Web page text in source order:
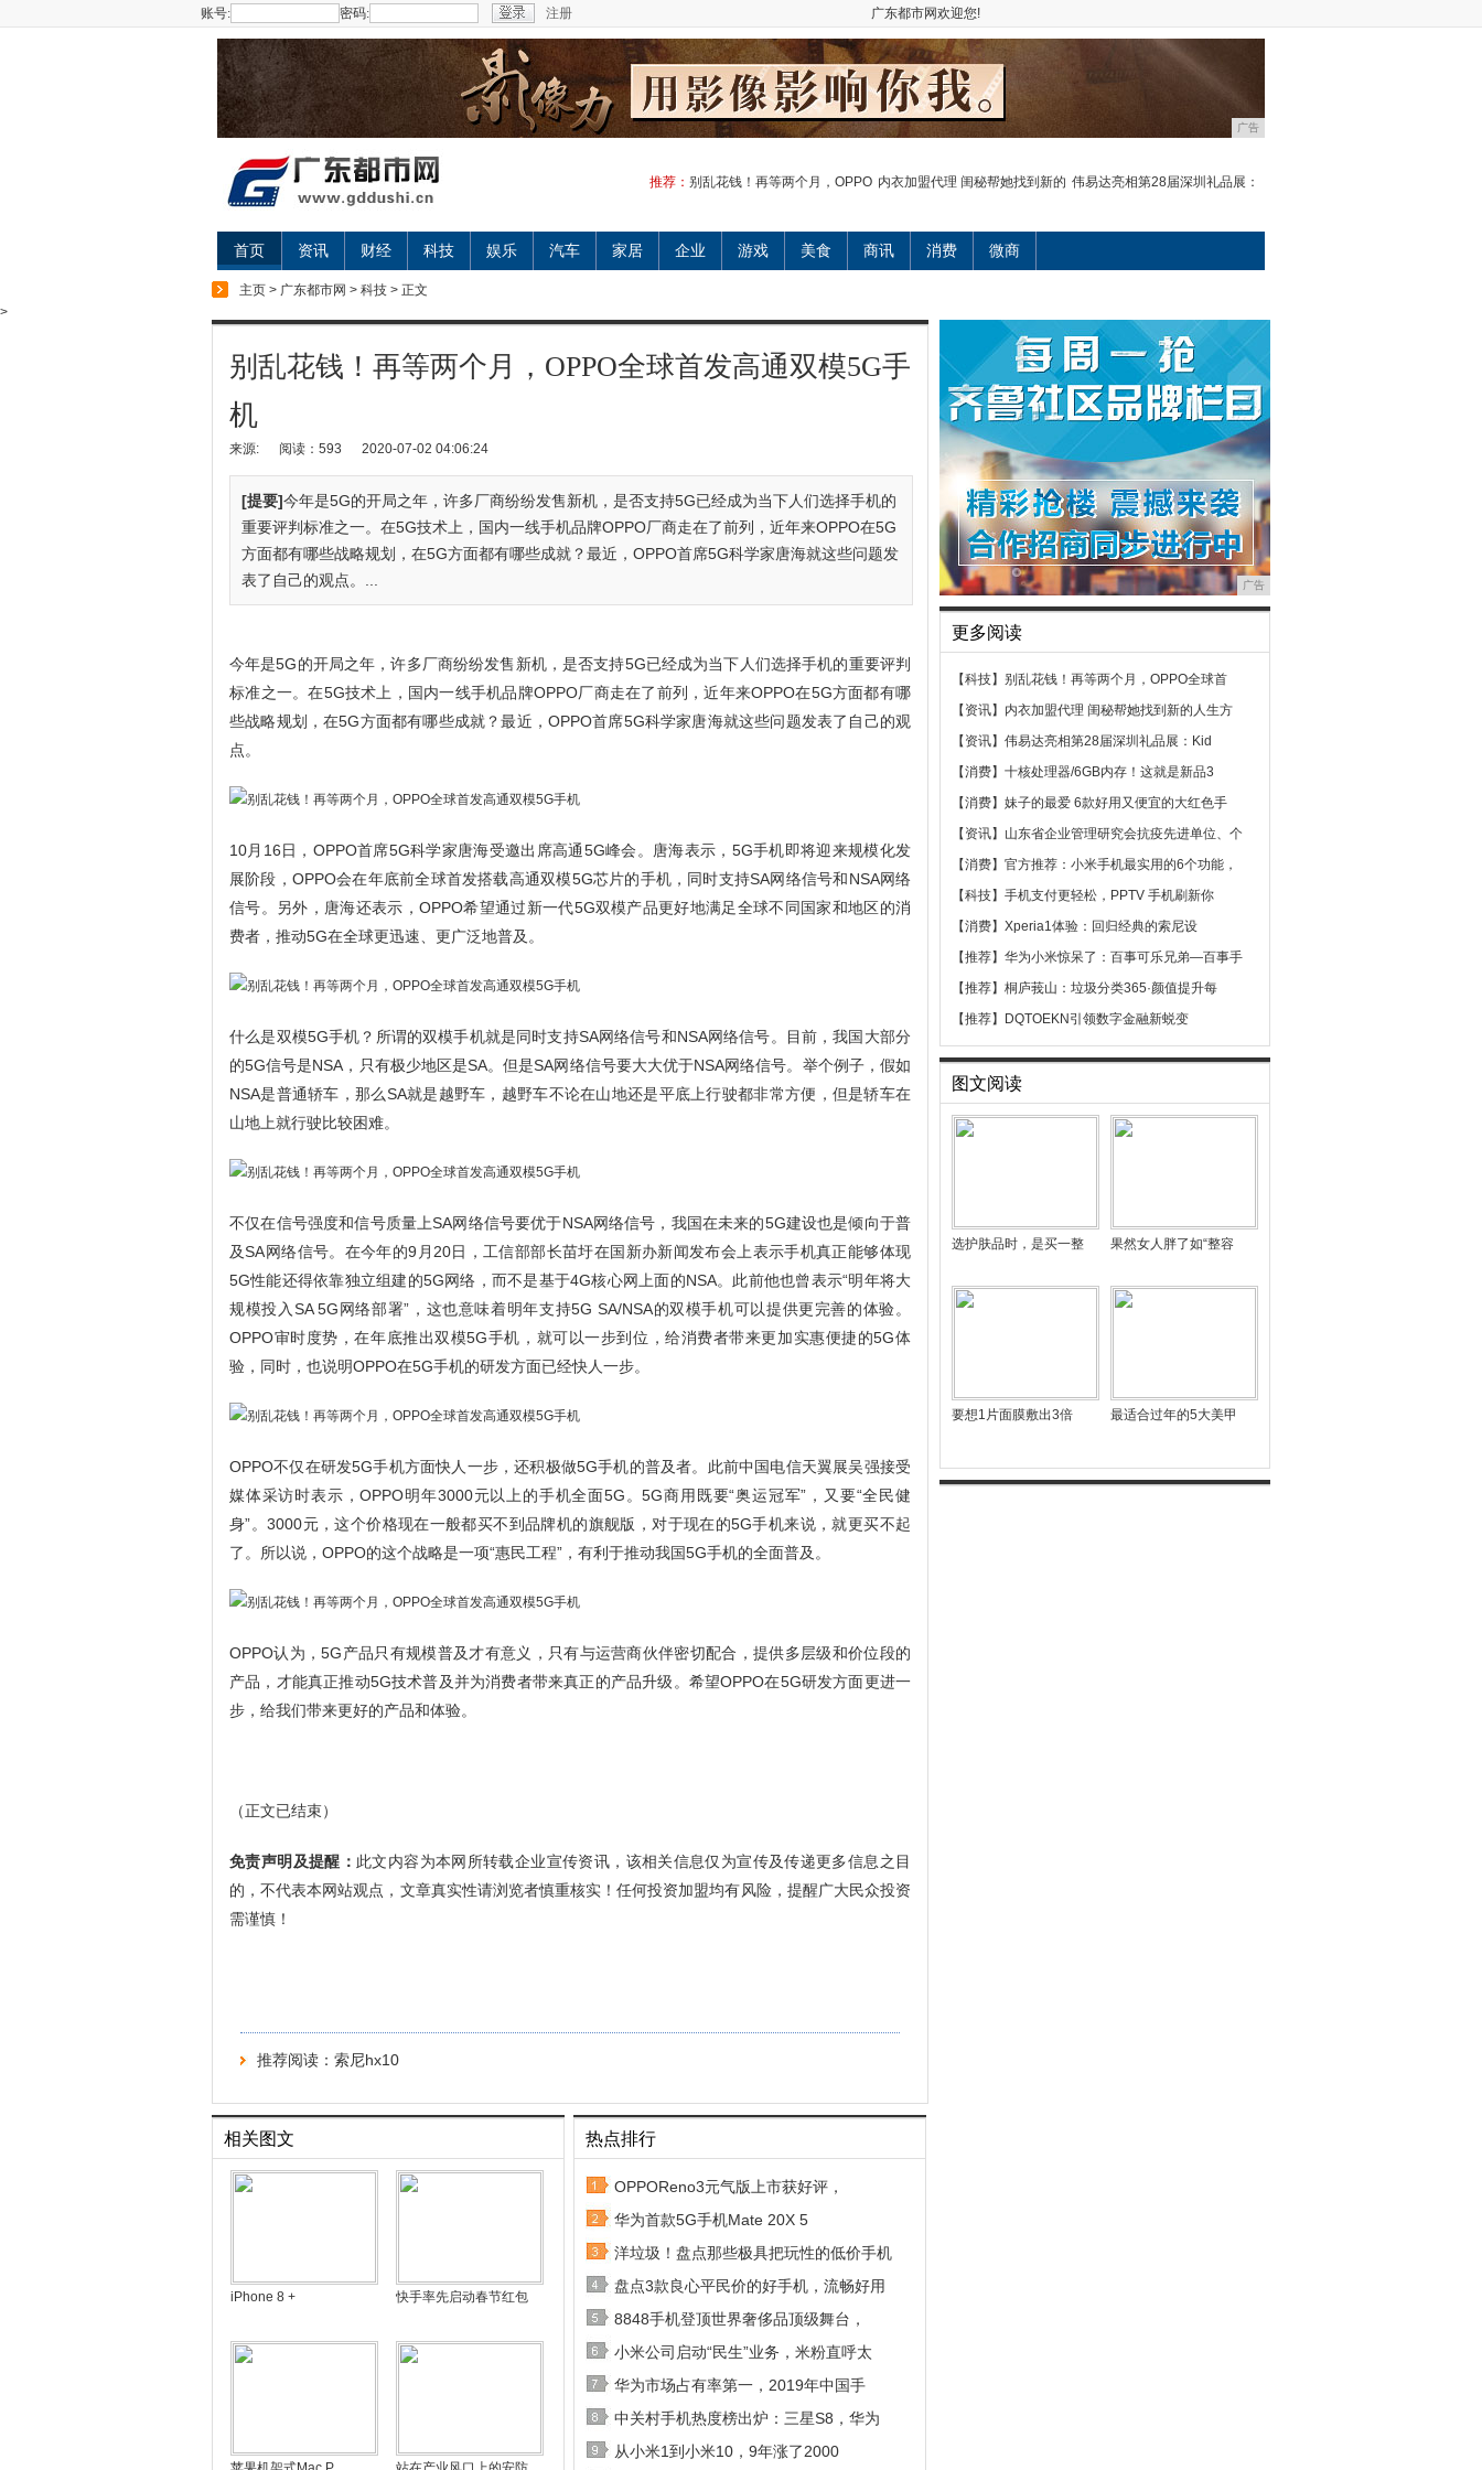
账号: 密码: 注册 广东都市网欢迎您!
广告
推荐： 别乱花钱！再等两个月，OPPO 内衣加盟代理 闺秘帮她找到新的 伟易达亮相第28届深圳礼品展：
首页 资讯 财经 科技 娱乐 汽车 家居 企业 游戏 美食 商讯 消费 微商
主页 > 广东都市网 > 科技 > 正文
>
别乱花钱！再等两个月，OPPO全球首发高通双模5G手
机
来源: 阅读：593 2020-07-02 04:06:24
[提要]今年是5G的开局之年，许多厂商纷纷发售新机，是否支持5G已经成为当下人们选择手机的
重要评判标准之一。在5G技术上，国内一线手机品牌OPPO厂商走在了前列，近年来OPPO在5G
方面都有哪些战略规划，在5G方面都有哪些成就？最近，OPPO首席5G科学家唐海就这些问题发
表了自己的观点。...
今年是5G的开局之年，许多厂商纷纷发售新机，是否支持5G已经成为当下人们选择手机的重要评判
标准之一。在5G技术上，国内一线手机品牌OPPO厂商走在了前列，近年来OPPO在5G方面都有哪
些战略规划，在5G方面都有哪些成就？最近，OPPO首席5G科学家唐海就这些问题发表了自己的观
点。
10月16日，OPPO首席5G科学家唐海受邀出席高通5G峰会。唐海表示，5G手机即将迎来规模化发
展阶段，OPPO会在年底前全球首发搭载高通双模5G芯片的手机，同时支持SA网络信号和NSA网络
信号。另外，唐海还表示，OPPO希望通过新一代5G双模产品更好地满足全球不同国家和地区的消
费者，推动5G在全球更迅速、更广泛地普及。
什么是双模5G手机？所谓的双模手机就是同时支持SA网络信号和NSA网络信号。目前，我国大部分
的5G信号是NSA，只有极少地区是SA。但是SA网络信号要大大优于NSA网络信号。举个例子，假如
NSA是普通轿车，那么SA就是越野车，越野车不论在山地还是平底上行驶都非常方便，但是轿车在
山地上就行驶比较困难。
不仅在信号强度和信号质量上SA网络信号要优于NSA网络信号，我国在未来的5G建设也是倾向于普
及SA网络信号。在今年的9月20日，工信部部长苗圩在国新办新闻发布会上表示手机真正能够体现
5G性能还得依靠独立组建的5G网络，而不是基于4G核心网上面的NSA。此前他也曾表示“明年将大
规模投入SA 5G网络部署”，这也意味着明年支持5G SA/NSA的双模手机可以提供更完善的体验。
OPPO审时度势，在年底推出双模5G手机，就可以一步到位，给消费者带来更加实惠便捷的5G体
验，同时，也说明OPPO在5G手机的研发方面已经快人一步。
OPPO不仅在研发5G手机方面快人一步，还积极做5G手机的普及者。此前中国电信天翼展吴强接受
媒体采访时表示，OPPO明年3000元以上的手机全面5G。5G商用既要“奥运冠军”，又要“全民健
身”。3000元，这个价格现在一般都买不到品牌机的旗舰版，对于现在的5G手机来说，就更买不起
了。所以说，OPPO的这个战略是一项“惠民工程”，有利于推动我国5G手机的全面普及。
OPPO认为，5G产品只有规模普及才有意义，只有与运营商伙伴密切配合，提供多层级和价位段的
产品，才能真正推动5G技术普及并为消费者带来真正的产品升级。希望OPPO在5G研发方面更进一
步，给我们带来更好的产品和体验。
（正文已结束）
免责声明及提醒： 此文内容为本网所转载企业宣传资讯，该相关信息仅为宣传及传递更多信息之目
的，不代表本网站观点，文章真实性请浏览者慎重核实！任何投资加盟均有风险，提醒广大民众投资
需谨慎！
推荐阅读： 索尼hx10
相关图文
iPhone 8 + 快手率先启动春节红包
热点排行
OPPOReno3元气版上市获好评，
华为首款5G手机Mate 20X 5
洋垃圾！盘点那些极具把玩性的低价手机
盘点3款良心平民价的好手机，流畅好用
8848手机登顶世界奢侈品顶级舞台，
小米公司启动“民生”业务，米粉直呼太
华为市场占有率第一，2019年中国手
中关村手机热度榜出炉：三星S8，华为
从小米1到小米10，9年涨了2000
广告
更多阅读
【科技】 别乱花钱！再等两个月，OPPO全球首
【资讯】 内衣加盟代理 闺秘帮她找到新的人生方
【资讯】 伟易达亮相第28届深圳礼品展：Kid
【消费】 十核处理器/6GB内存！这就是新品3
【消费】 妹子的最爱 6款好用又便宜的大红色手
【资讯】 山东省企业管理研究会抗疫先进单位、个
【消费】 官方推荐：小米手机最实用的6个功能，
【科技】 手机支付更轻松，PPTV 手机刷新你
【消费】 Xperia1体验：回归经典的索尼设
【推荐】 华为小米惊呆了：百事可乐兄弟—百事手
【推荐】 桐庐莪山：垃圾分类365·颜值提升每
【推荐】
DQTOEKN引领数字金融新蜕变
图文阅读
选护肤品时，是买一整 果然女人胖了如“整容
要想1片面膜敷出3倍 最适合过年的5大美甲